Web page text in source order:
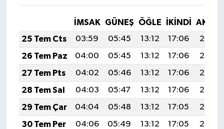
İMSAK GÜNEŞ ÖĞLE İKINDI
25 Tem Cts
03:59 05:45 13:12 17:06
20:29
26 Tem Paz
04:00 05:45 13:12 17:06
20:28
27 Tem Pts
04:02 05:46 13:12 17:06
20:27
28 Tem Sal
04:03 05:47 13:12 17:06
20:26
29 Tem Çar
04:04 05:48 13:12 17:05
20:25
30 Tem Per
04:06 05:49 13:12 17:05
20:24
Pazarlar
Politika
Resmi İlan
Rüya Tabirleri